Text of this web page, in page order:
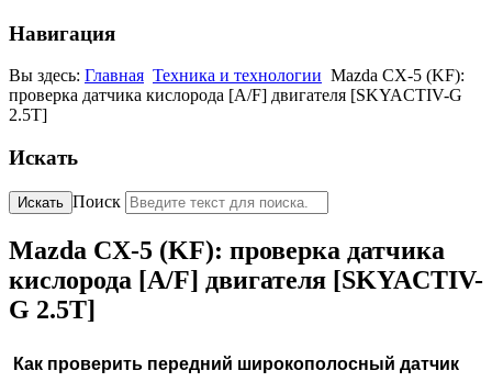
Навигация
Вы здесь: Главная Техника и технологии Mazda CX-5 (KF):
проверка датчика кислорода [A/F] двигателя [SKYACTIV-G
2.5T]
Искать
Искать Поиск
Mazda CX-5 (KF): проверка датчика
кислорода [A/F] двигателя [SKYACTIV-
G 2.5T]
Как проверить передний широкополосный датчик